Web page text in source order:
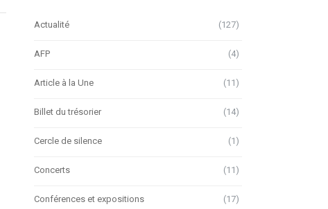
Actualité (127)
AFP (4)
Article à la Une (11)
Billet du trésorier (14)
Cercle de silence (1)
Concerts (11)
Conférences et expositions (17)